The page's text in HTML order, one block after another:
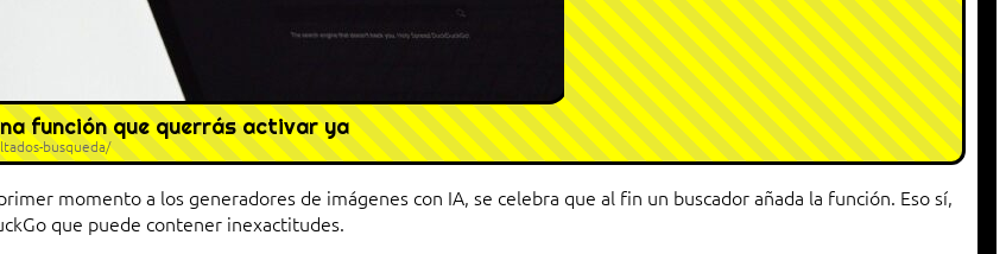
función que querrás activar ya
busqueda/
momento a los generadores de imágenes con IA, se celebra que al fin un buscador añada la función. Eso sí,
que puede contener inexactitudes.